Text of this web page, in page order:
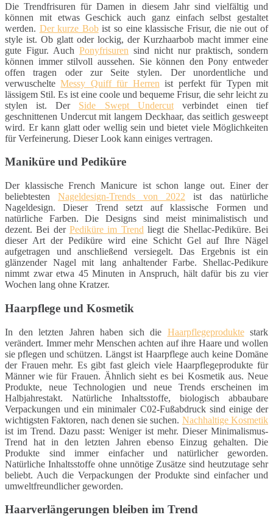
Die Trendfrisuren für Damen in diesem Jahr sind vielfältig und
können mit etwas Geschick auch ganz einfach selbst gestaltet
werden. Der kurze Bobist so eine klassische Frisur, die nie out of
style ist. Ob glatt oder lockig, der Kurzhaarbob macht immer eine
gute Figur. Auch Ponyfrisuren sind nicht nur praktisch, sondern
können immer stilvoll aussehen. Sie können den Pony entweder
offen tragen oder zur Seite stylen. Der unordentliche und
verwuschelteMessy Quiff für Herren ist perfekt für Typen mit
lässigem Stil. Es ist eine coole und bequeme Frisur, die sehr leicht zu
stylen ist. Der Side Swept Undercutverbindet einen tief
geschnittenen Undercut mit langem Deckhaar, das seitlich gesweept
wird. Er kann glatt oder wellig sein und bietet viele Möglichkeiten
für Verfeinerung. Dieser Look kann einiges vertragen.
Maniküre und Pediküre
Der klassische French Manicure ist schon lange out. Einer der
beliebtesten Nageldesign-Trends von 2022 ist das natürliche
Nageldesign. Dieser Trend setzt auf klassische Formen und
natürliche Farben. Die Designs sind meist minimalistisch und
dezent. Bei der Pediküre im Trend liegt die Shellac-Pediküre. Bei
dieser Art der Pediküre wird eine Schicht Gel auf Ihre Nägel
aufgetragen und anschließend versiegelt. Das Ergebnis ist ein
glänzender Nagel mit lang anhaltender Farbe. Shellac-Pedikure
nimmt zwar etwa 45 Minuten in Anspruch, hält dafür bis zu vier
Wochen lang ohne Kratzer.
Haarpflege und Kosmetik
In den letzten Jahren haben sich die Haarpflegeproduktestark
verändert. Immer mehr Menschen achten auf ihre Haare und wollen
sie pflegen und schützen. Längst ist Haarpflege auch keine Domäne
der Frauen mehr. Es gibt fast gleich viele Haarpflegeprodukte für
Männer wie für Frauen. Ähnlich sieht es bei Kosmetik aus. Neue
Produkte, neue Technologien und neue Trends erscheinen im
Halbjahrestakt. Natürliche Inhaltsstoffe, biologisch abbaubare
Verpackungen und ein minimaler C02-Fußabdruck sind einige der
wichtigsten Faktoren, nach denen sie suchen. Nachhaltige Kosmetik
ist im Trend. Dazu passt: Weniger ist mehr. Dieser Minimalismus-
Trend hat in den letzten Jahren ebenso Einzug gehalten. Die
Produkte sind immer einfacher und natürlicher geworden.
Natürliche Inhaltsstoffe ohne unnötige Zusätze sind heutzutage sehr
beliebt. Auch die Verpackungen der Produkte sind einfacher und
umweltfreundlicher geworden.
Haarverlängerungen bleiben im Trend